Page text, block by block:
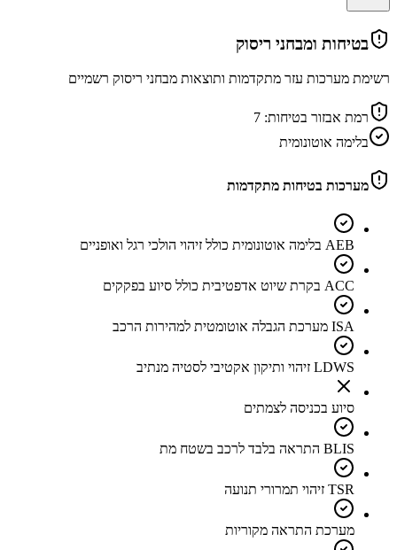
בטיחות ומבחני ריסוק
רשימת מערכות עזר מתקדמות ותוצאות מבחני ריסוק רשמיים
רמת אבזור בטיחות: 7
בלימה אוטונומית
מערכות בטיחות מתקדמות
AEB בלימה אוטונומית כולל זיהוי הולכי רגל ואופניים
ACC בקרת שיוט אדפטיבית כולל סיוע בפקקים
ISA מערכת הגבלה אוטומטית למהירות הרכב
LDWS זיהוי ותיקון אקטיבי לסטיה מנתיב
סיוע בכניסה לצמתים
BLIS התראה בלבד לרכב בשטח מת
TSR זיהוי תמרורי תנועה
מערכת התראה מקוריות